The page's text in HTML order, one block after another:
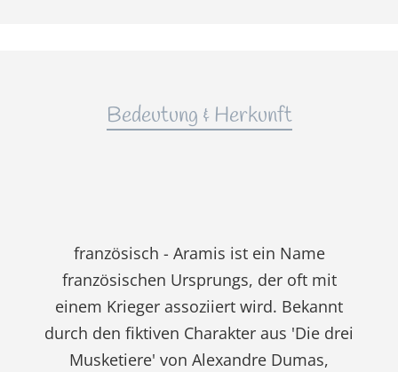
Bedeutung & Herkunft
französisch - Aramis ist ein Name
französischen Ursprungs, der oft mit
einem Krieger assoziiert wird. Bekannt
durch den fiktiven Charakter aus 'Die drei
Musketiere' von Alexandre Dumas,